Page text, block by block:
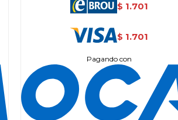
$ 1.701
$ 1.701
Pagando con